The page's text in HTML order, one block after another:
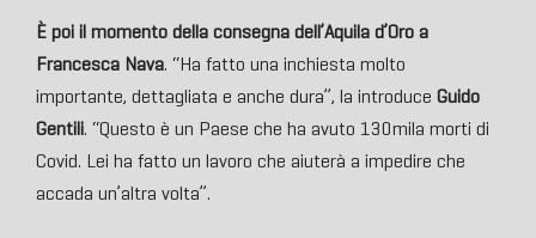
È poi il momento della consegna dell’Aquila d’Oro a
Francesca Nava. “Ha fatto una inchiesta molto
importante, dettagliata e anche dura”, la introduce Guido
Gentili. “Questo è un Paese che ha avuto 130mila morti di
Covid. Lei ha fatto un lavoro che aiuterà a impedire che
accada un’altra volta”.